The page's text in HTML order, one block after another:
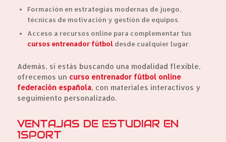
Formación en estrategias modernas de juego,
técnicas de motivación y gestión de equipos.
Acceso a recursos online para complementar tus
cursos entrenador fútboldesde cualquier lugar.
Además, si estás buscando una modalidad flexible,
ofrecemos un curso entrenador fútbol online
federación española, con materiales interactivos y
seguimiento personalizado.
VENTAJAS DE ESTUDIAR EN
1SPORT